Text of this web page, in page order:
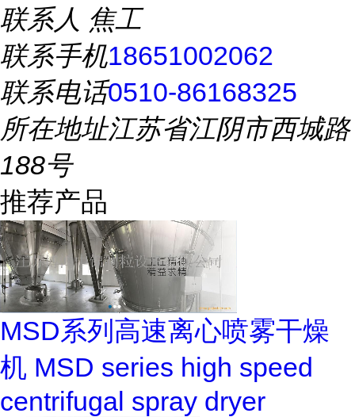
联系人 焦工
联系手机18651002062
联系电话0510-86168325
所在地址江苏省江阴市西城路
188号
推荐产品
MSD系列高速离心喷雾干燥
机 MSD series high speed
centrifugal spray dryer